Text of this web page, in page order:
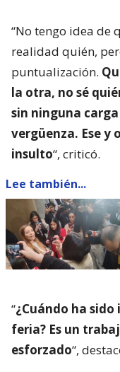
“No tengo idea de
realidad quién,
puntualización.
la otra, no sé
sin ninguna
vergüenza. Ese
insulto“, criticó.
Lee también...
“¿Cuándo ha
feria? Es un
esforzado“,